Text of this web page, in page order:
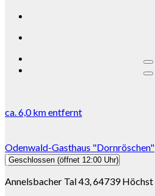
ca.6,0 kmentfernt
Odenwald-Gasthaus "Dornröschen"
Geschlossen (öffnet 12:00 Uhr)
Annelsbacher Tal 43, 64739 Höchst